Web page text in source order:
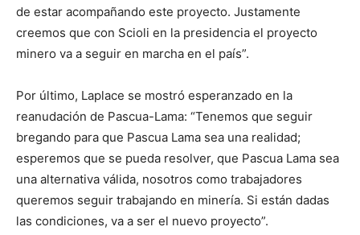
de estar acompañando este proyecto. Justamente
creemos que con Scioli en la presidencia el proyecto
minero va a seguir en marcha en el país”.
Por último, Laplace se mostró esperanzado en la
reanudación de Pascua-Lama: “Tenemos que seguir
bregando para que Pascua Lama sea una realidad;
esperemos que se pueda resolver, que Pascua Lama sea
una alternativa válida, nosotros como trabajadores
queremos seguir trabajando en minería. Si están dadas
las condiciones, va a ser el nuevo proyecto”.